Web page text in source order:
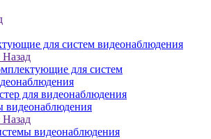
для систем видеонаблюдения
Назад
для систем
для видеонаблюдения
видеонаблюдения
Назад
видеонаблюдения